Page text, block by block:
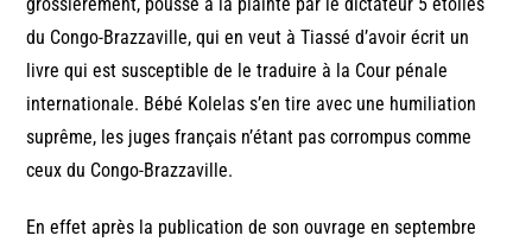
du Congo-Brazzaville, qui en veut à Tiassé d’avoir écrit un
livre qui est susceptible de le traduire à la Cour pénale
internationale. Bébé Kolelas s’en tire avec une humiliation
suprême, les juges français n’étant pas corrompus comme
ceux du Congo-Brazzaville.
En effet après la publication de son ouvrage en septembre